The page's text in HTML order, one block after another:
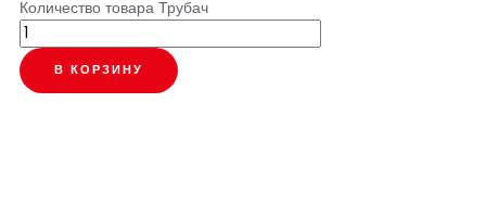
Количество товара Трубач
В КОРЗИНУ